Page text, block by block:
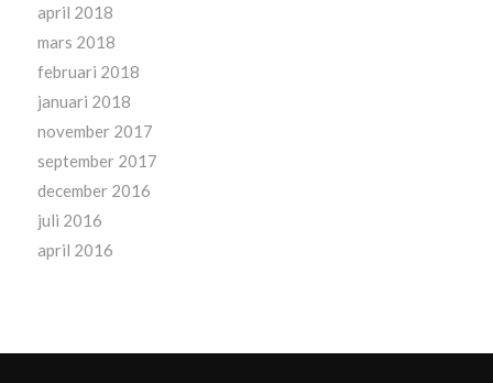
april 2018
mars 2018
februari 2018
januari 2018
november 2017
september 2017
december 2016
juli 2016
april 2016